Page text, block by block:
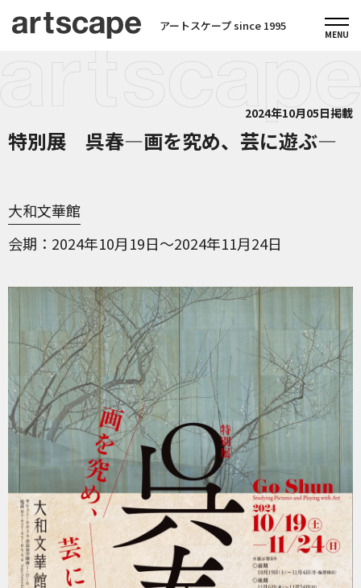
アートスケープ since 1995
2024年10月05日掲載
特別展 呉春―画を究め、芸に遊ぶ―
大和文華館
会期
2024年10月19日～2024年11月24日